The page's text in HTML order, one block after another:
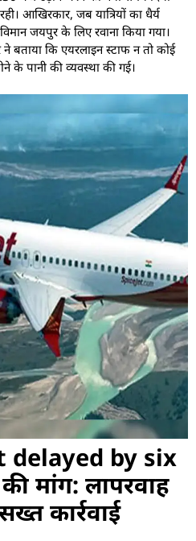
आखिरकार, जब यात्रियों का धैर्य
जयपुर के लिए रवाना किया गया।
ने बताया कि एयरलाइन स्टाफ न तो कोई
के पानी की व्यवस्था की गई।
delayed by six
मांग: लापरवाह
कार्रवाई